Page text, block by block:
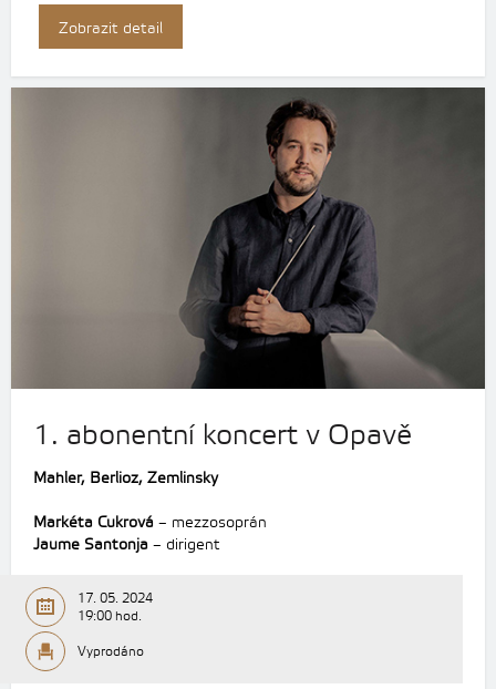
Zobrazit detail
1. abonentní koncert v Opavě
Mahler, Berlioz, Zemlinsky
Markéta Cukrová – mezzosoprán
Jaume Santonja – dirigent
17. 05. 2024
19:00 hod.
Vyprodáno